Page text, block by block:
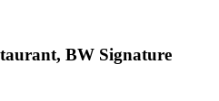
BW Signature